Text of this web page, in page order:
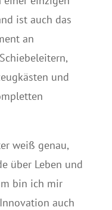
ist auch das
an
und
weiß genau,
über Leben und
bin ich mir
auch